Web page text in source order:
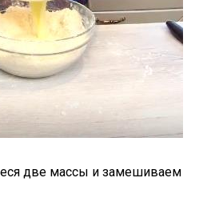
две массы и замешиваем